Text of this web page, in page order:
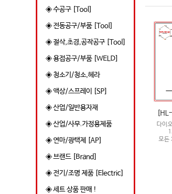
◈ 수공구 [Tool]
◈ 전동공구/부품 [Tool]
◈ 절삭,초경,공작공구 [Tool]
◈ 용접공구/부품 [WELD]
◈ 청소기/청소,헤라
◈ 액상/스프레이 [SP]
◈ 산업/일반용자재
◈ 산업/사무.가정용제품
◈ 연마/광택제 [AP]
◈ 브랜드 [Brand]
◈ 전기/조명 제품 [Electric]
◈ 세트 상품 판매 !
다이
모든